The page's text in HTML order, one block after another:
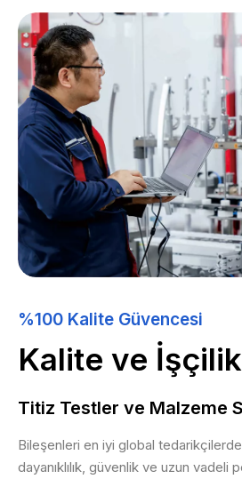
%100 Kalite Güvencesi
Kalite ve İşçilik
Titiz Testler ve Malzeme
Bileşenleri en iyi global
dayanıklılık, güvenlik ve uzun vadeli